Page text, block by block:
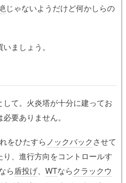
じゃないようだけど何かしらの
ましょう。
て。火炎塔が十分に建ってお
要ありません。
をひたすら ノックバック させて
、進行方向をコントロールす
ら盾投げ、 WTならクラックウ